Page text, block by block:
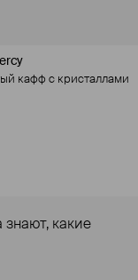
кафф с кристаллами
знают, какие